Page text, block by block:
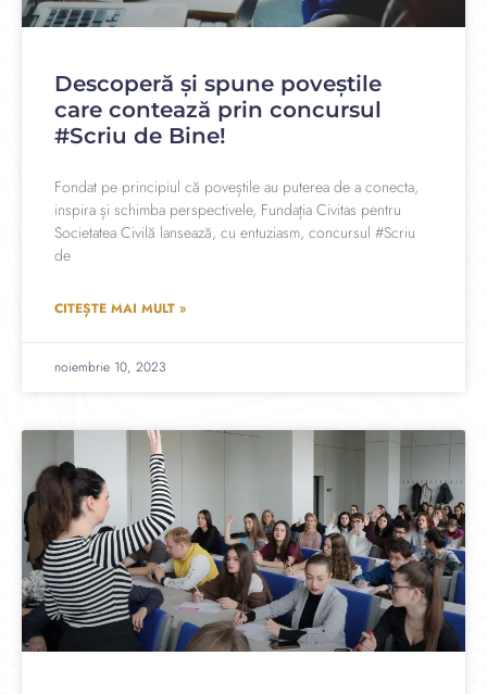
Descoperă și spune poveștile
care contează prin concursul
#Scriu de Bine!
Fondat pe principiul că poveștile au puterea de a conecta,
inspira și schimba perspectivele, Fundația Civitas pentru
Societatea Civilă lansează, cu entuziasm, concursul #Scriu
de
CITEȘTE MAI MULT »
noiembrie 10, 2023